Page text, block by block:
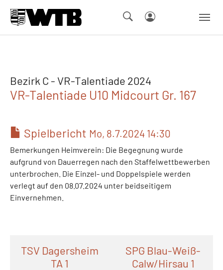
Bezirk C - VR-Talentiade 2024
VR-Talentiade U10 Midcourt Gr. 167
Spielbericht Mo, 8.7.2024 14:30
Bemerkungen Heimverein: Die Begegnung wurde
aufgrund von Dauerregen nach den Staffelwettbewerben
unterbrochen. Die Einzel- und Doppelspiele werden
verlegt auf den 08.07.2024 unter beidseitigem
Einvernehmen.
TSV Dagersheim
TA 1
SPG Blau-Weiß-
Calw/Hirsau 1